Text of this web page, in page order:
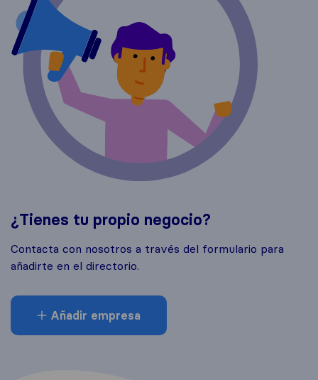
¿Tienes tu propio negocio?
Contacta con nosotros a través del formulario para
añadirte en el directorio.
Añadir empresa